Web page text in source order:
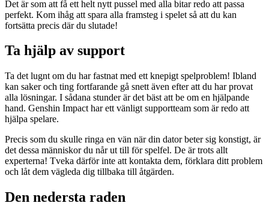
Det är som att få ett helt nytt pussel med alla bitar redo att passa
perfekt. Kom ihåg att spara alla framsteg i spelet så att du kan
fortsätta precis där du slutade!
Ta hjälp av support
Ta det lugnt om du har fastnat med ett knepigt spelproblem! Ibland
kan saker och ting fortfarande gå snett även efter att du har provat
alla lösningar. I sådana stunder är det bäst att be om en hjälpande
hand. Genshin Impact har ett vänligt supportteam som är redo att
hjälpa spelare.
Precis som du skulle ringa en vän när din dator beter sig konstigt, är
det dessa människor du når ut till för spelfel. De är trots allt
experterna! Tveka därför inte att kontakta dem, förklara ditt problem
och låt dem vägleda dig tillbaka till åtgärden.
Den nedersta raden